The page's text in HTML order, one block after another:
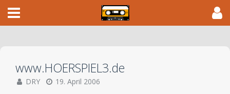
www.HOERSPIEL3.de
DRY 19. April 2006